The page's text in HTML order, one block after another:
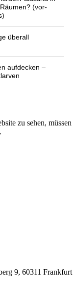
zu sehen, müssen
9, 60311 Frankfurt